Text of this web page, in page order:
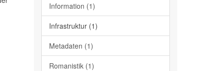
Information (1)
Infrastruktur (1)
Metadaten (1)
Romanistik (1)